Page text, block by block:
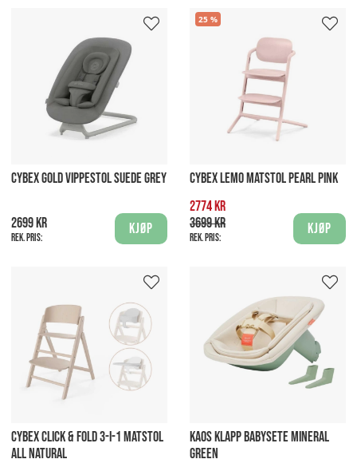
CYBEX GOLD VIPPESTOL SUEDE GREY
2699 kr
Rek. pris:
Kjøp
25
CYBEX LEMO MATSTOL PEARL PINK
2774 kr
3699 kr
Rek. pris:
Kjøp
CYBEX CLICK & FOLD 3-I-1 MATSTOL
ALL NATURAL
KAOS KLAPP BABYSETE MINERAL
GREEN